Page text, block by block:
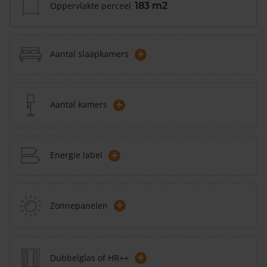
Oppervlakte perceel 183 m2
Aantal slaapkamers +
Aantal kamers +
Energie label +
Zonnepanelen +
Dubbelglas of HR++ +